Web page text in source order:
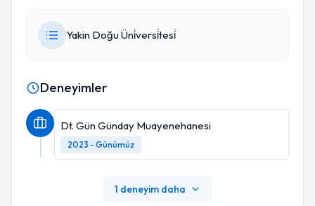
Yakin Doğu Üni̇versi̇tesi̇
Deneyimler
Dt. Gün Günday Muayenehanesi
2023 - Günümüz
1 deneyim daha